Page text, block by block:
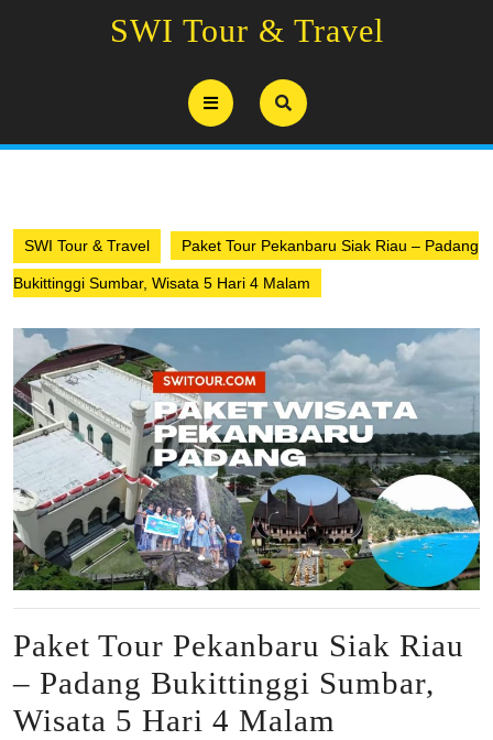
SWI Tour & Travel
Open
Button
SWI Tour & Travel Paket Tour Pekanbaru Siak Riau – Padang
Bukittinggi Sumbar, Wisata 5 Hari 4 Malam
Paket Tour Pekanbaru Siak Riau
– Padang Bukittinggi Sumbar,
Wisata 5 Hari 4 Malam